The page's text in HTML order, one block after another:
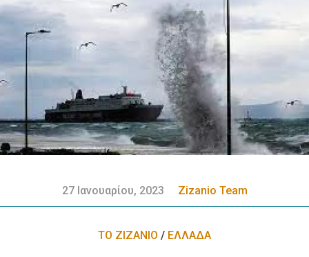
27 Ιανουαρίου, 2023 Zizanio Team
ΤΟ ΖΙΖΑΝΙΟ / ΕΛΛΑΔA